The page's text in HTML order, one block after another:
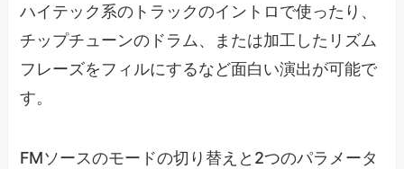
ハイテック系のトラックのイントロで使ったり、
チップチューンのドラム、または加工したリズム
フレーズをフィルにするなど面白い演出が可能で
す。
FMソースのモードの切り替えと2つのパラメータ